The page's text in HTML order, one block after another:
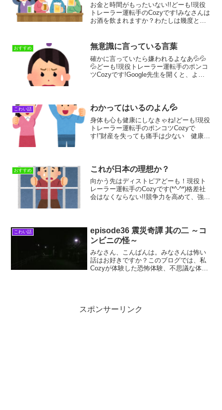
お金と時間がもったいない!!どーも!現役
トレーラー運転手のCozyです!みなさんは
お酒を飲まれますか？わたしは幾度とな
さんも「どうせやめられないんだから、
過度な...
おすすめ 無意識に言っている言葉
確かに言っていたら嫌われるよなあ💦💦
💦どーも!現役トレーラー運転手のポンコ
ツCozyです!Google先生を開くと、よく
を書いて...
こわい話 わかってはいるのよん💦
身体も心も健康にしなきゃね!どーも!現役
トレーラー運転手のポンコツCozyで
す!”財産を失っても痛手は少ない 健康を
上げた財産が例...
おすすめ これが日本の理想か？
向かう先はディストピアどーも！現役ト
レーラー運転手のCozyです(*^-^*)格差社
会はなくならない!!競争力を高めて、強い
も人間も...
こわい話
episode36 震災奇譚 其の二 ～コ
ンビニの怪～
みなさん、こんばんは。みなさんは怖い
話はお好きですか？このブログでは、私
Cozyが体験した恐怖体験、不思議な体験
スポンサーリンク